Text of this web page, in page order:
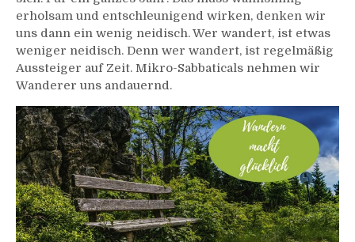
erholsam und entschleunigend wirken, denken wir
uns dann ein wenig neidisch. Wer wandert, ist etwas
weniger neidisch. Denn wer wandert, ist regelmäßig
Aussteiger auf Zeit. Mikro-Sabbaticals nehmen wir
Wanderer uns andauernd.